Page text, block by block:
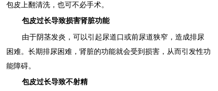
包皮上翻清洗，也可不必手术。
包皮过长导致损害肾脏功能
由于阴茎发炎，可以引起尿道口或前尿道狭窄，造成排尿
困难。长期排尿困难，肾脏的功能就会受到损害，从而引发性功
能障碍。
包皮过长导致不射精